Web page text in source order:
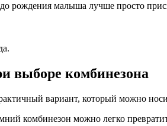
рождения малыша лучше просто
выборе комбинезона
вариант, который можно
комбинезон можно легко